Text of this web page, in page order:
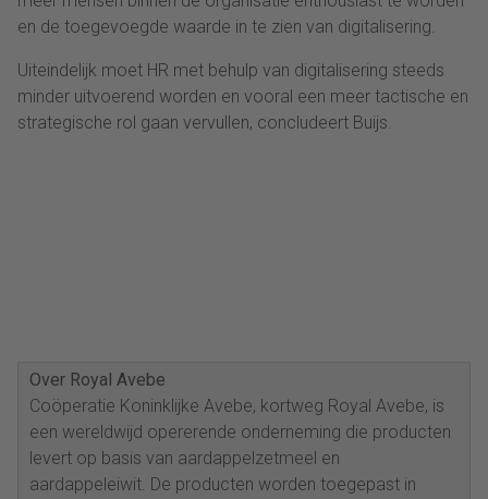
en de toegevoegde waarde in te zien van digitalisering.
Uiteindelijk moet HR met behulp van digitalisering steeds
minder uitvoerend worden en vooral een meer tactische en
strategische rol gaan vervullen, concludeert Buijs.
Over Royal Avebe
Coöperatie Koninklijke Avebe, kortweg Royal Avebe, is
een wereldwijd opererende onderneming die producten
levert op basis van aardappelzetmeel en
aardappeleiwit. De producten worden toegepast in